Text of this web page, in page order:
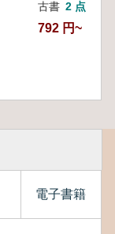
古書 2 点
792 円~
電子書籍